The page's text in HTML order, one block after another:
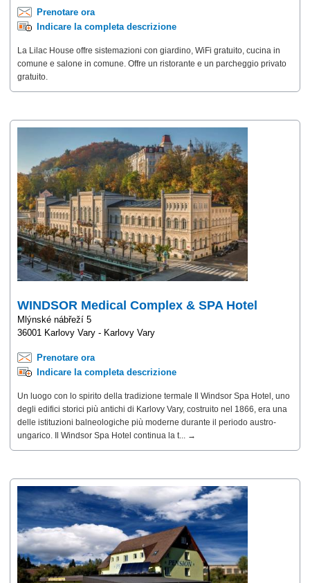
Prenotare ora
Indicare la completa descrizione
La Lilac House offre sistemazioni con giardino, WiFi gratuito, cucina in
comune e salone in comune. Offre un ristorante e un parcheggio privato
gratuito.
WINDSOR Medical Complex & SPA Hotel
Mlýnské nábřeží 5
36001 Karlovy Vary - Karlovy Vary
Prenotare ora
Indicare la completa descrizione
Un luogo con lo spirito della tradizione termale Il Windsor Spa Hotel, uno
degli edifici storici più antichi di Karlovy Vary, costruito nel 1866, era una
delle istituzioni balneologiche più moderne durante il periodo austro-
ungarico. Il Windsor Spa Hotel continua la t... →